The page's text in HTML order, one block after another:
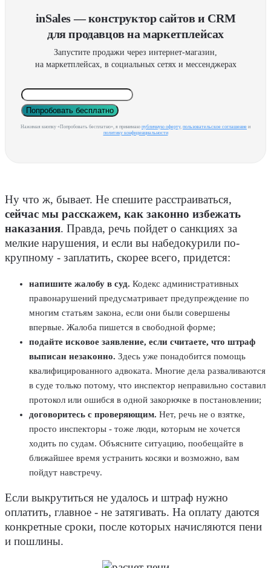
inSales — конструктор сайтов и CRM
для продавцов на маркетплейсах
Запустите продажи через интернет-магазин,
на маркетплейсах, в социальных сетях и мессенджерах
Попробовать бесплатно
Нажимая кнопку «Попробовать бесплатно», я принимаю публичную оферту, пользовательское соглашение и
политику конфиденциальности
Ну что ж, бывает. Не спешите расстраиваться,
сейчас мы расскажем, как законно избежать
наказания. Правда, речь пойдет о санкциях за
мелкие нарушения, и если вы набедокурили по-
крупному - заплатить, скорее всего, придется:
напишите жалобу в суд. Кодекс административных
правонарушений предусматривает предупреждение по
многим статьям закона, если они были совершены
впервые. Жалоба пишется в свободной форме;
подайте исковое заявление, если считаете, что штраф
выписан незаконно. Здесь уже понадобится помощь
квалифицированного адвоката. Многие дела разваливаются
в суде только потому, что инспектор неправильно составил
протокол или ошибся в одной закорючке в постановлении;
договоритесь с проверяющим. Нет, речь не о взятке,
просто инспекторы - тоже люди, которым не хочется
ходить по судам. Объясните ситуацию, пообещайте в
ближайшее время устранить косяки и возможно, вам
пойдут навстречу.
Если выкрутиться не удалось и штраф нужно
оплатить, главное - не затягивать. На оплату даются
конкретные сроки, после которых начисляются пени
и пошлины.